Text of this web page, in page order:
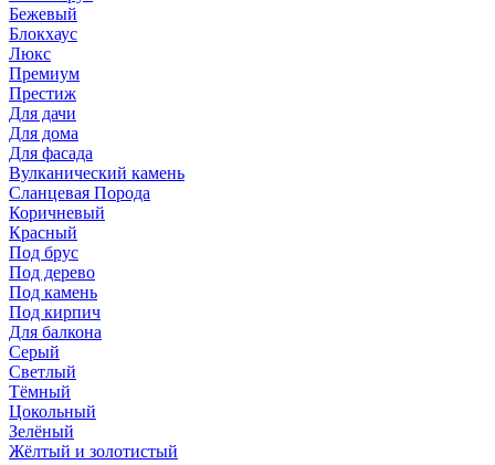
Бежевый
Блокхаус
Люкс
Премиум
Престиж
Для дачи
Для дома
Для фасада
Вулканический камень
Сланцевая Порода
Коричневый
Красный
Под брус
Под дерево
Под камень
Под кирпич
Для балкона
Серый
Светлый
Тёмный
Цокольный
Зелёный
Жёлтый и золотистый